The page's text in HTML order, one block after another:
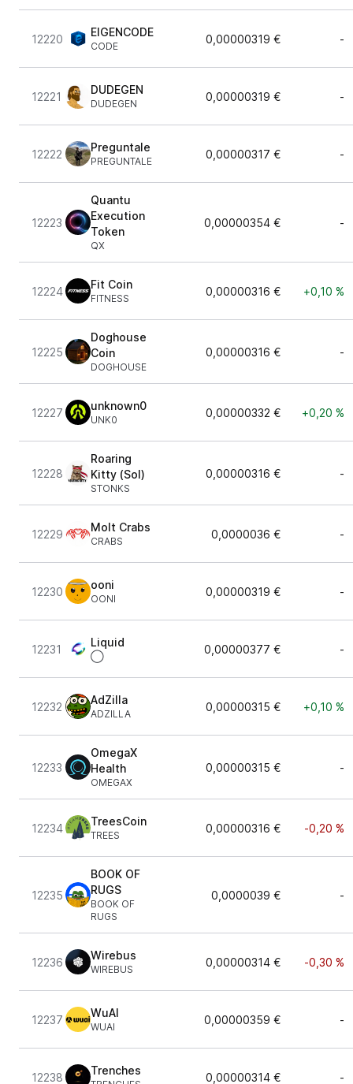
12220
EIGENCODE
CODE
0,00000319 € -
12221
DUDEGEN
DUDEGEN
0,00000319 € -
12222
Preguntale
PREGUNTALE
0,00000317 € -
12223
Quantu
Execution
Token
QX
0,00000354 € -
12224
Fit Coin
FITNESS
0,00000316 € +0,10 %
12225
Doghouse
Coin
DOGHOUSE
0,00000316 € -
12227
unknown0
UNK0
0,00000332 € +0,20 %
12228
Roaring
Kitty (Sol)
STONKS
0,00000316 € -
12229
Molt Crabs
CRABS
0,0000036 € -
12230
ooni
OONI
0,00000319 € -
12231
Liquid
◯
0,00000377 € -
12232
AdZilla
ADZILLA
0,00000315 € +0,10 %
12233
OmegaX
Health
OMEGAX
0,00000315 € -
12234
TreesCoin
TREES
0,00000316 € -0,20 %
12235
BOOK OF
RUGS
BOOK OF
RUGS
0,0000039 € -
12236
Wirebus
WIREBUS
0,00000314 € -0,30 %
12237
WuAI
WUAI
0,00000359 € -
12238
Trenches
0,00000314 € -